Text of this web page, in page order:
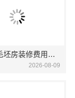
桐乡市毛坯房装修费用，嘉兴锦居装饰材料有限公司透明报价
2026-08-09